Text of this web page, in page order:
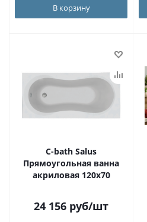
В корзину
C-bath Salus
Прямоугольная ванна
акриловая 120x70
24 156 руб/шт